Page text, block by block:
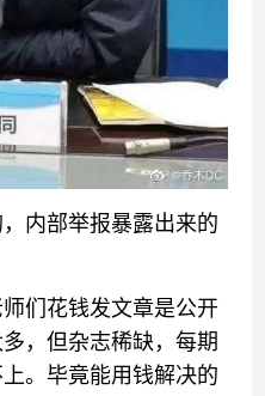
内部举报暴露出来的
们花钱发文章是公开
，但杂志稀缺，每期
。毕竟能用钱解决的